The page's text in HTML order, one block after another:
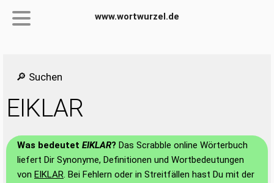
www.wortwurzel.de
🔎 Suchen
EIKLAR
Was bedeutet EIKLAR? Das Scrabble online Wörterbuch
liefert Dir Synonyme, Definitionen und Wortbedeutungen
von EIKLAR. Bei Fehlern oder in Streitfällen hast Du mit der